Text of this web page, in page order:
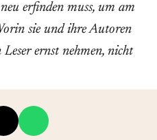
erfinden muss, um am
sie und ihre Autoren
ernst nehmen, nicht